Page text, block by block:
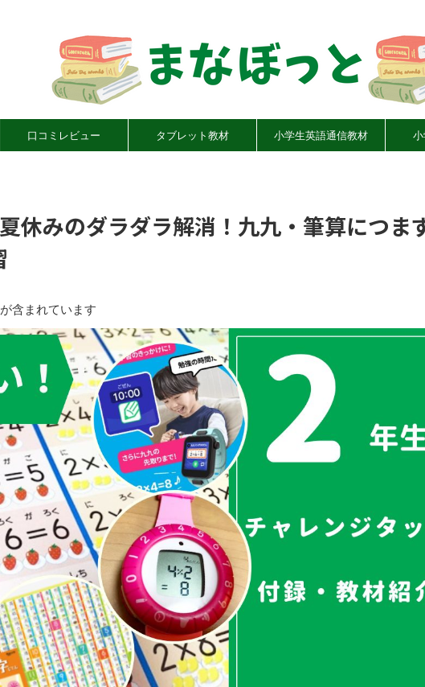
口コミレビュー タブレット教材 小学生英語通信教材
休みのダラダラ解消！九九・筆算につま
含まれています